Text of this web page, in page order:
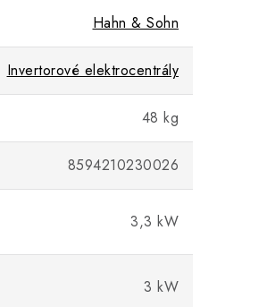
Hahn & Sohn
Invertorové elektrocentrály
48 kg
8594210230026
3,3 kW
3 kW